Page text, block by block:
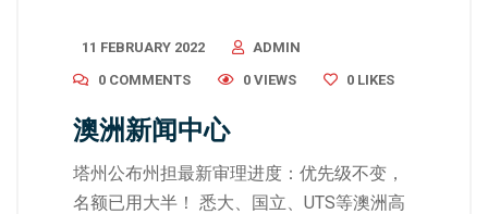
11 FEBRUARY 2022
ADMIN
0 COMMENTS
0 VIEWS 0 LIKES
澳洲新闻中心
塔州公布州担最新审理进度：优先级不变，
名额已用大半！ 悉大、国立、UTS等澳洲高